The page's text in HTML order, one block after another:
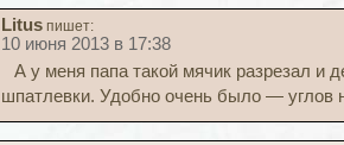
Litus пишет:
10 июня 2013 в 17:38
А у меня папа такой мячик разрезал и
шпатлевки. Удобно очень было — углов